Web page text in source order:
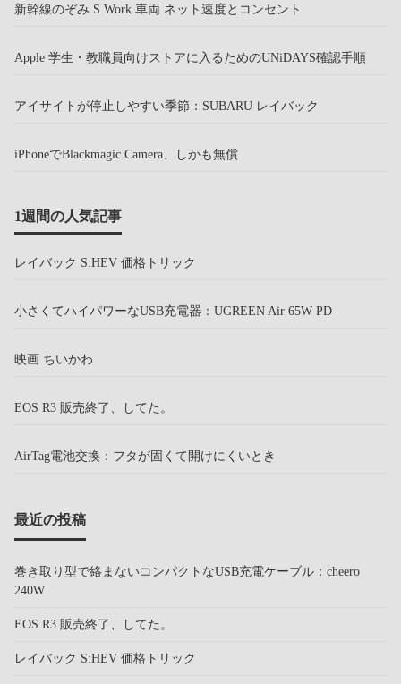
新幹線のぞみ S Work 車両 ネット速度とコンセント
Apple 学生・教職員向けストアに入るためのUNiDAYS確認手順
アイサイトが停止しやすい季節：SUBARU レイバック
iPhoneでBlackmagic Camera、しかも無償
1週間の人気記事
レイバック S:HEV 価格トリック
小さくてハイパワーなUSB充電器：UGREEN Air 65W PD
映画 ちいかわ
EOS R3 販売終了、してた。
AirTag電池交換：フタが固くて開けにくいとき
最近の投稿
巻き取り型で絡まないコンパクトなUSB充電ケーブル：cheero
240W
EOS R3 販売終了、してた。
レイバック S:HEV 価格トリック